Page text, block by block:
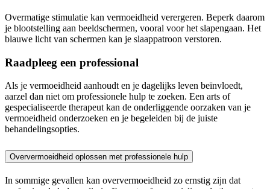
Overmatige stimulatie kan vermoeidheid verergeren. Beperk daarom
je blootstelling aan beeldschermen, vooral voor het slapengaan. Het
blauwe licht van schermen kan je slaappatroon verstoren.
Raadpleeg een professional
Als je vermoeidheid aanhoudt en je dagelijks leven beïnvloedt,
aarzel dan niet om professionele hulp te zoeken. Een arts of
gespecialiseerde therapeut kan de onderliggende oorzaken van je
vermoeidheid onderzoeken en je begeleiden bij de juiste
behandelingsopties.
Oververmoeidheid oplossen met professionele hulp
In sommige gevallen kan oververmoeidheid zo ernstig zijn dat